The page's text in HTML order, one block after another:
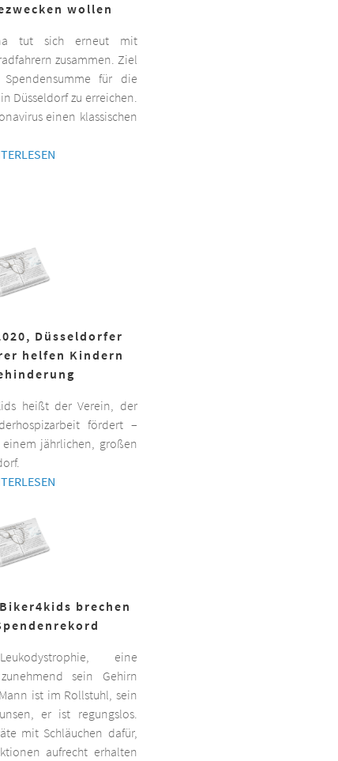
wollen
tut sich erneut mit
zusammen. Ziel
für die
Düsseldorf zu erreichen.
einen klassischen
Düsseldorfer
helfen Kindern
heißt der Verein, der
fördert –
jährlichen, großen
brechen
eine
sein Gehirn
ist im Rollstuhl, sein
er ist regungslos.
mit Schläuchen dafür,
aufrecht erhalten